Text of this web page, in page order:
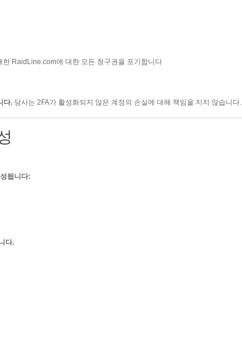
RaidLine.com에 대한 모든 청구권을 포기합니다
다. 당사는 2FA가 활성화되지 않은 계정의 손실에 대해 책임을 지지 않습니다.
됩니다:
다.